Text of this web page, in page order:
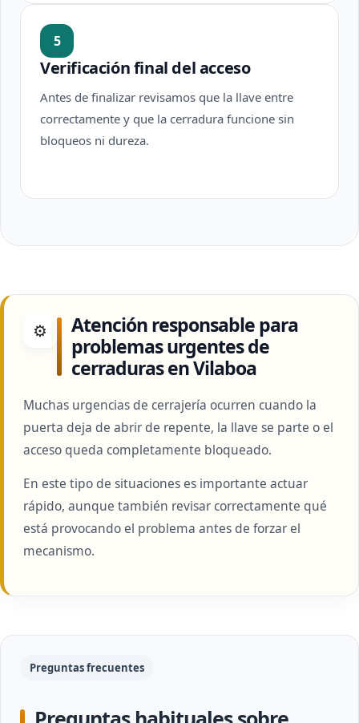
5
Verificación final del acceso
Antes de finalizar revisamos que la llave entre
correctamente y que la cerradura funcione sin
bloqueos ni dureza.
⚙
Atención responsable para
problemas urgentes de
cerraduras en Vilaboa
Muchas urgencias de cerrajería ocurren cuando la
puerta deja de abrir de repente, la llave se parte o el
acceso queda completamente bloqueado.
En este tipo de situaciones es importante actuar
rápido, aunque también revisar correctamente qué
está provocando el problema antes de forzar el
mecanismo.
Preguntas frecuentes